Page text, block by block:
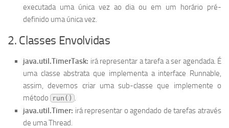
executada uma única vez ao dia ou em um horário pré-
definido uma única vez.
2. Classes Envolvidas
java.util.TimerTask: irá representar a tarefa a ser agendada. É
uma classe abstrata que implementa a interface Runnable,
assim, devemos criar uma sub-classe que implemente o
método
run() .
java.util.Timer: irá representar o agendado de tarefas através
de uma Thread.